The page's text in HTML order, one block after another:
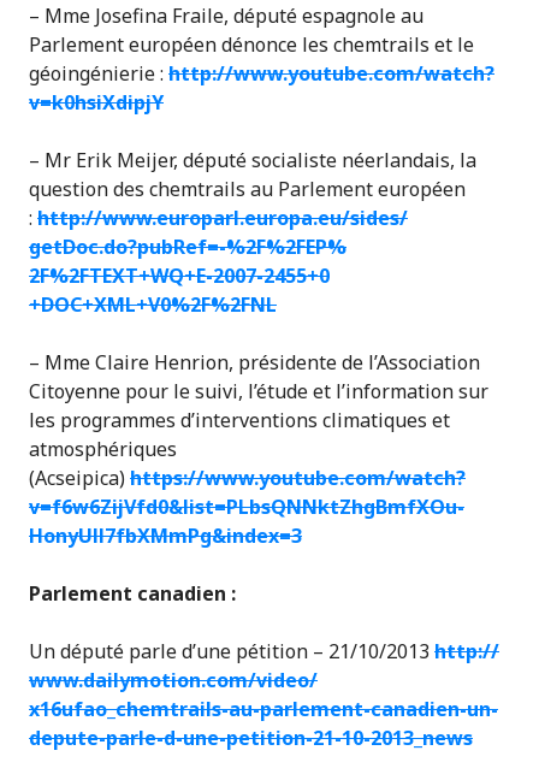
– Mme Josefina Fraile, député espagnole au
Parlement européen dénonce les chemtrails et le
géoingénierie : http://www.youtube.com/watch?
v=k0hsiXdipjY
– Mr Erik Meijer, député socialiste néerlandais, la
question des chemtrails au Parlement européen
: http://www.europarl.europa.eu/sides/
getDoc.do?pubRef=-%2F%2FEP%
2F%2FTEXT+WQ+E-2007-2455+0
+DOC+XML+V0%2F%2FNL
– Mme Claire Henrion, présidente de l’Association
Citoyenne pour le suivi, l’étude et l’information sur
les programmes d’interventions climatiques et
atmosphériques
(Acseipica)https://www.youtube.com/watch?
v=f6w6ZijVfd0&list=PLbsQNNktZhgBmfXOu-
HonyUll7fbXMmPg&index=3
Parlement canadien :
Un député parle d’une pétition – 21/10/2013 http://
www.dailymotion.com/video/
x16ufao_chemtrails-au-parlement-canadien-un-
depute-parle-d-une-petition-21-10-2013_news